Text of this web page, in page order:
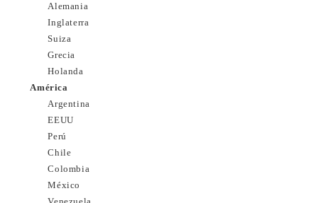
Alemania
Inglaterra
Suiza
Grecia
Holanda
América
Argentina
EEUU
Perú
Chile
Colombia
México